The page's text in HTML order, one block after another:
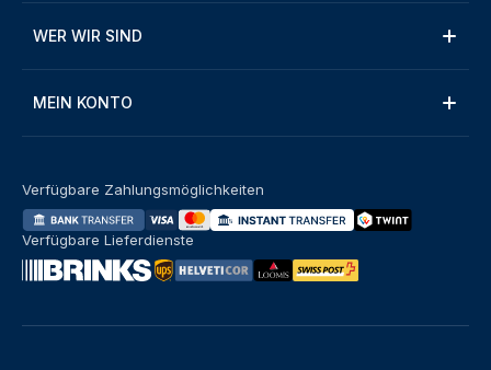
WER WIR SIND
MEIN KONTO
Verfügbare Zahlungsmöglichkeiten
Verfügbare Lieferdienste